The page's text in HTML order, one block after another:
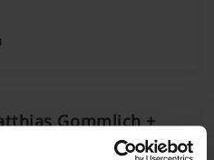
Gommlich +